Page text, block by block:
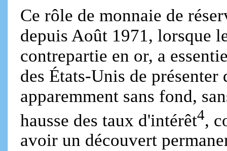
Ce rôle de monnaie de
depuis Août 1971, lorsque
contrepartie en or, a
des États-Unis de
apparemment sans fond,
hausse des taux d'intérêt4,
avoir un découvert